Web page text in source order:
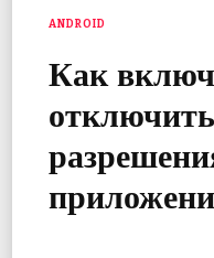
ANDROID
Как